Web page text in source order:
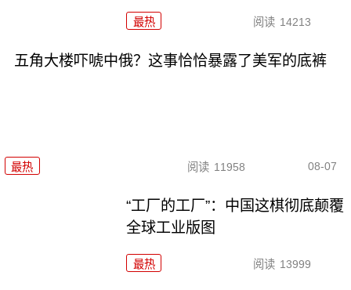
最热 阅读 14213
五角大楼吓唬中俄？这事恰恰暴露了美军的底裤
最热 阅读 11958 08-07
“工厂的工厂”：中国这棋彻底颠覆
全球工业版图
最热 阅读 13999